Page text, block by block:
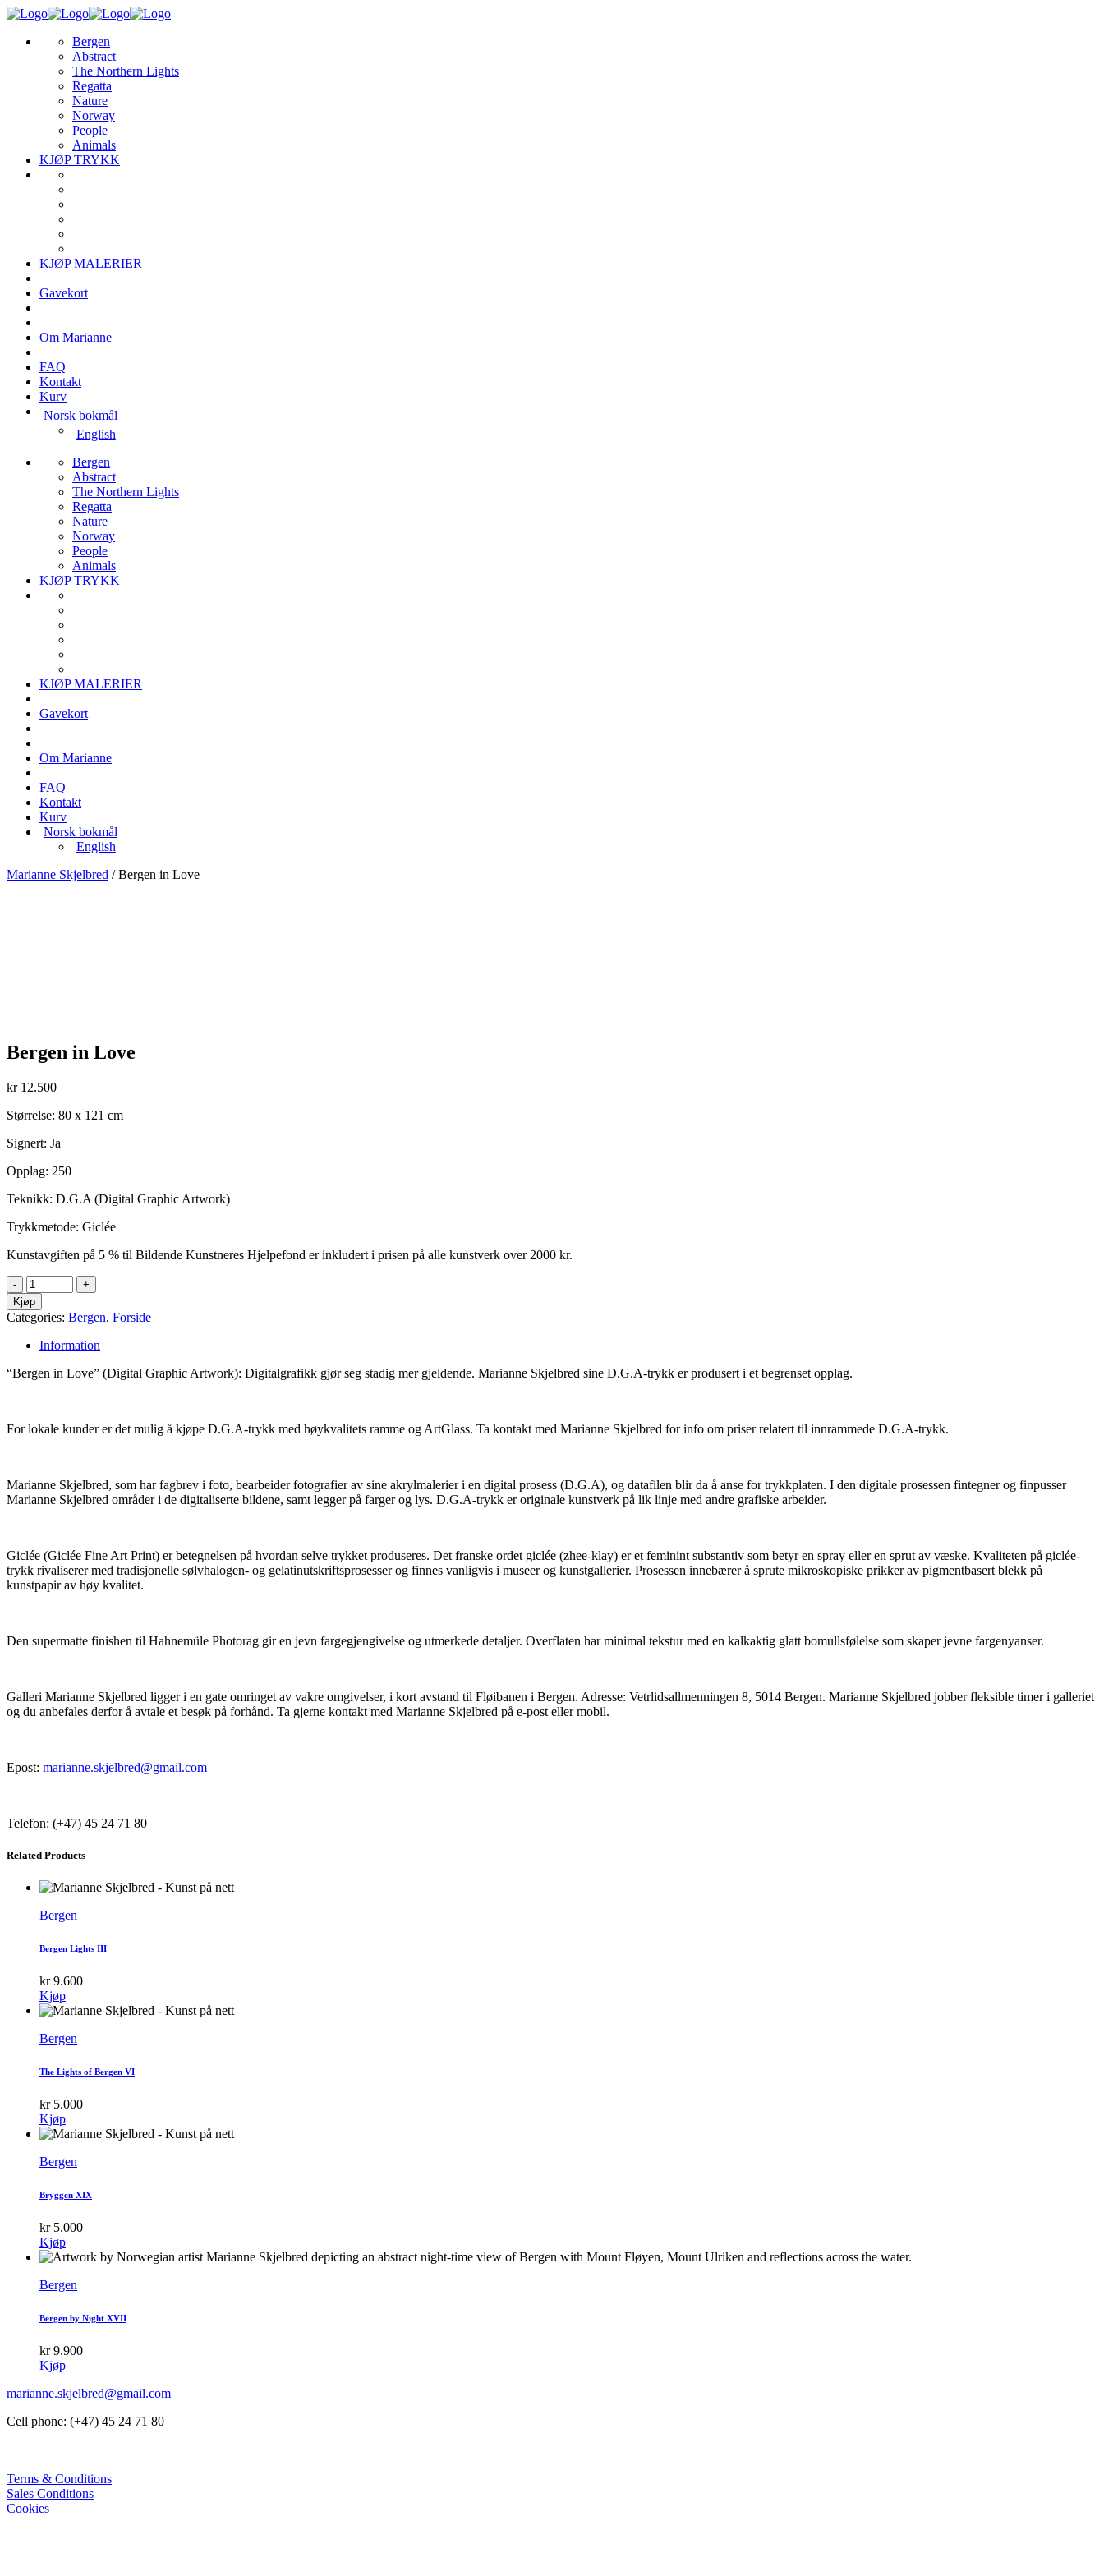
Bergen
Abstract
The Northern Lights
Regatta
Nature
Norway
People
Animals
KJØP TRYKK
KJØP MALERIER
Gavekort
Om Marianne
FAQ
Kontakt
Kurv
Norsk bokmål
English
Bergen
Abstract
The Northern Lights
Regatta
Nature
Norway
People
Animals
KJØP TRYKK
KJØP MALERIER
Gavekort
Om Marianne
FAQ
Kontakt
Kurv
Norsk bokmål
English
Marianne Skjelbred /Bergen in Love
Bergen in Love
kr12.500
Størrelse: 80 x 121 cm
Signert: Ja
Opplag: 250
Teknikk: D.G.A (Digital Graphic Artwork)
Trykkmetode: Giclée
Kunstavgiften på 5 % til Bildende Kunstneres Hjelpefond er inkludert i prisen på alle kunstverk over 2000 kr.
Kjøp
Categories: Bergen, Forside
Information
“Bergen in Love” (Digital Graphic Artwork): Digitalgrafikk gjør seg stadig mer gjeldende. Marianne Skjelbred sine D.G.A-trykk er produsert i et begrenset opplag.
For lokale kunder er det mulig å kjøpe D.G.A-trykk med høykvalitets ramme og ArtGlass. Ta kontakt med Marianne Skjelbred for info om priser relatert til innrammede D.G.A-trykk.
Marianne Skjelbred, som har fagbrev i foto, bearbeider fotografier av sine akrylmalerier i en digital prosess (D.G.A), og datafilen blir da å anse for trykkplaten. I den digitale prosessen fintegner og finpusser
Marianne Skjelbred områder i de digitaliserte bildene, samt legger på farger og lys. D.G.A-trykk er originale kunstverk på lik linje med andre grafiske arbeider.
Giclée (Giclée Fine Art Print) er betegnelsen på hvordan selve trykket produseres. Det franske ordet giclée (zhee-klay) er et feminint substantiv som betyr en spray eller en sprut av væske. Kvaliteten på giclée-
trykk rivaliserer med tradisjonelle sølvhalogen- og gelatinutskriftsprosesser og finnes vanligvis i museer og kunstgallerier. Prosessen innebærer å sprute mikroskopiske prikker av pigmentbasert blekk på
kunstpapir av høy kvalitet.
Den supermatte finishen til Hahnemüle Photorag gir en jevn fargegjengivelse og utmerkede detaljer. Overflaten har minimal tekstur med en kalkaktig glatt bomullsfølelse som skaper jevne fargenyanser.
Galleri Marianne Skjelbred ligger i en gate omringet av vakre omgivelser, i kort avstand til Fløibanen i Bergen. Adresse: Vetrlidsallmenningen 8, 5014 Bergen. Marianne Skjelbred jobber fleksible timer i galleriet
og du anbefales derfor å avtale et besøk på forhånd. Ta gjerne kontakt med Marianne Skjelbred på e-post eller mobil.
Epost: marianne.skjelbred@gmail.com
Telefon: (+47) 45 24 71 80
Related Products
Bergen
Bergen Lights III
kr9.600
Kjøp
Bergen
The Lights of Bergen VI
kr5.000
Kjøp
Bergen
Bryggen XIX
kr5.000
Kjøp
Bergen
Bergen by Night XVII
kr9.900
Kjøp
marianne.skjelbred@gmail.com
Cell phone: (+47) 45 24 71 80
Terms & Conditions
Sales Conditions
Cookies